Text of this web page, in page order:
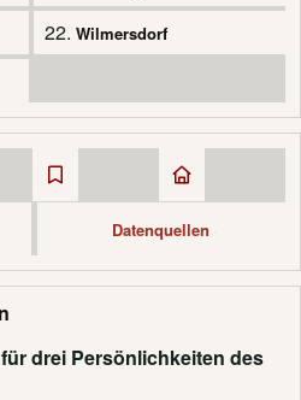
22. Wilmersdorf
Datenquellen
drei Persönlichkeiten des